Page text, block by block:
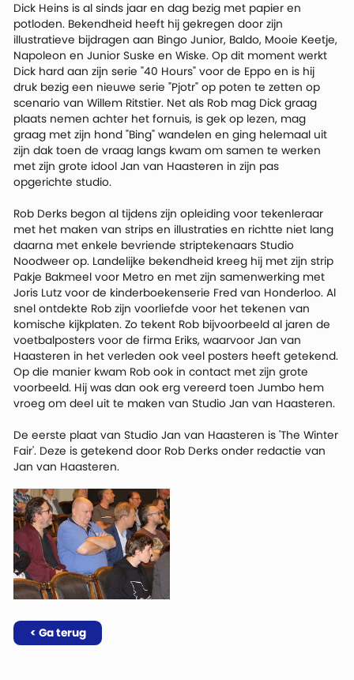
Dick Heins is al sinds jaar en dag bezig met papier en
potloden. Bekendheid heeft hij gekregen door zijn
illustratieve bijdragen aan Bingo Junior, Baldo, Mooie Keetje,
Napoleon en Junior Suske en Wiske. Op dit moment werkt
Dick hard aan zijn serie "40 Hours" voor de Eppo en is hij
druk bezig een nieuwe serie "Pjotr" op poten te zetten op
scenario van Willem Ritstier. Net als Rob mag Dick graag
plaats nemen achter het fornuis, is gek op lezen, mag
graag met zijn hond "Bing" wandelen en ging helemaal uit
zijn dak toen de vraag langs kwam om samen te werken
met zijn grote idool Jan van Haasteren in zijn pas
opgerichte studio.
Rob Derks begon al tijdens zijn opleiding voor tekenleraar
met het maken van strips en illustraties en richtte niet lang
daarna met enkele bevriende striptekenaars Studio
Noodweer op. Landelijke bekendheid kreeg hij met zijn strip
Pakje Bakmeel voor Metro en met zijn samenwerking met
Joris Lutz voor de kinderboekenserie Fred van Honderloo. Al
snel ontdekte Rob zijn voorliefde voor het tekenen van
komische kijkplaten. Zo tekent Rob bijvoorbeeld al jaren de
voetbalposters voor de firma Eriks, waarvoor Jan van
Haasteren in het verleden ook veel posters heeft getekend.
Op die manier kwam Rob ook in contact met zijn grote
voorbeeld. Hij was dan ook erg vereerd toen Jumbo hem
vroeg om deel uit te maken van Studio Jan van Haasteren.
De eerste plaat van Studio Jan van Haasteren is 'The Winter
Fair'. Deze is getekend door Rob Derks onder redactie van
Jan van Haasteren.
< Ga terug